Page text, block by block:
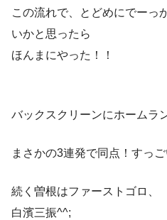
この流れで、とどめにでーっ
いかと思ったら
ほんまにやった！！
バックスクリーンにホームラ
まさかの3連発で同点！すっご
続く曽根はファーストゴロ、
白濱三振^^;